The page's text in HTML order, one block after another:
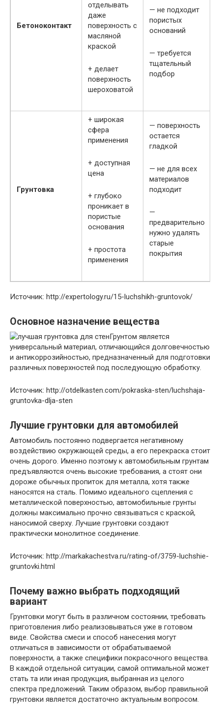
Бетоноконтакт
отделывать
даже
поверхность с
масляной
краской
+ делает
поверхность
шероховатой
— не подходит
пористых
оснований
— требуется
тщательный
подбор
Грунтовка
+ широкая
сфера
применения
+ доступная
цена
+ глубоко
проникает в
пористые
основания
+ простота
применения
— поверхность
остается
гладкой
— не для всех
материалов
подходит
—
предварительно
нужно удалять
старые
покрытия
Источник: http://expertology.ru/15-luchshikh-gruntovok/
Основное назначение вещества
Грунтом является
универсальный материал, отличающийся долговечностью
и антикоррозийностью, предназначенный для подготовки
различных поверхностей под последующую обработку.
Источник: http://otdelkasten.com/pokraska-sten/luchshaja-
gruntovka-dlja-sten
Лучшие грунтовки для автомобилей
Автомобиль постоянно подвергается негативному
воздействию окружающей среды, а его перекраска стоит
очень дорого. Именно поэтому к автомобильным грунтам
предъявляются очень высокие требования, а стоят они
дороже обычных пропиток для металла, хотя также
наносятся на сталь. Помимо идеального сцепления с
металлической поверхностью, автомобильные грунты
должны максимально прочно связываться с краской,
наносимой сверху. Лучшие грунтовки создают
практически монолитное соединение.
Источник: http://markakachestva.ru/rating-of/3759-luchshie-
gruntovki.html
Почему важно выбрать подходящий
вариант
Грунтовки могут быть в различном состоянии, требовать
приготовления либо реализовываться уже в готовом
виде. Свойства смеси и способ нанесения могут
отличаться в зависимости от обрабатываемой
поверхности, а также специфики покрасочного вещества.
В каждой отдельной ситуации, самой оптимальной может
стать та или иная продукция, выбранная из целого
спектра предложений. Таким образом, выбор правильной
грунтовки является достаточно актуальным вопросом.